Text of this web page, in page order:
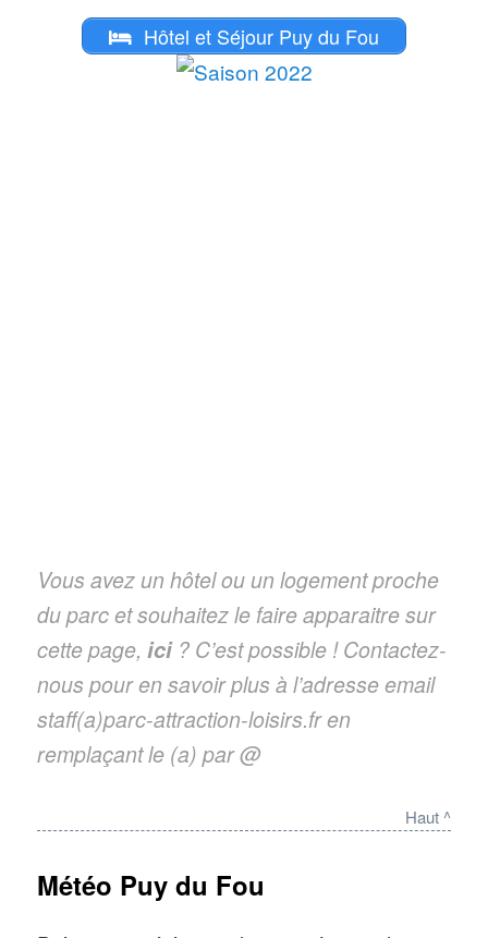
Nouveautés 2020: « Les Noces de
Feu », tout nouveau spectacle
nocturne dans le parc, ouverture du
l’un des navires de l’explorateur La
Pérouse, affronter les tempêtes et
prendre part aux grandes
découvertes, du Cap Horn, à
l’Alaska, jusqu’à Vanikoro
Nouveauté 2017: «
scène des acteurs virevoltants et
sol, au rythme de 70 cloches
Hôtel et Séjour Puy du Fou
Vous avez un hôtel ou un logement proche
du parc et souhaitez le faire apparaitre sur
cette page,ici? C’est possible ! Contactez-
nous pour en savoir plus à l’adresse email
staff(a)parc-attraction-loisirs.fr en
remplaçant le (a) par @
Haut ^
Météo Puy du Fou